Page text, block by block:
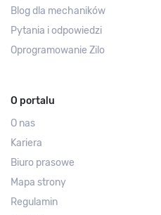
Blog dla mechaników
Pytania i odpowiedzi
Oprogramowanie Zilo
O portalu
O nas
Kariera
Biuro prasowe
Mapa strony
Regulamin